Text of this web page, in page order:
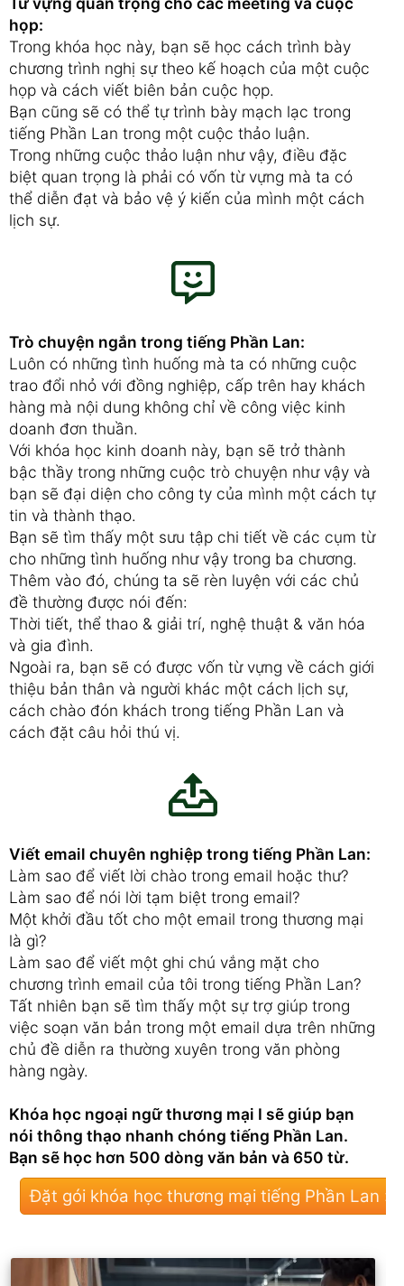
họp:
Trong khóa học này, bạn sẽ học cách trình bày
chương trình nghị sự theo kế hoạch ​​của một cuộc
họp và cách viết biên bản cuộc họp.
Bạn cũng sẽ có thể tự trình bày mạch lạc trong
tiếng Phần Lan trong một cuộc thảo luận.
Trong những cuộc thảo luận như vậy, điều đặc
biệt quan trọng là phải có vốn từ vựng mà ta có
thể diễn đạt và bảo vệ ý kiến ​​của mình một cách
lịch sự.
Trò chuyện ngắn trong tiếng Phần Lan:
Luôn có những tình huống mà ta có những cuộc
trao đổi nhỏ với đồng nghiệp, cấp trên hay khách
hàng mà nội dung không chỉ về công việc kinh
doanh đơn thuần.
Với khóa học kinh doanh này, bạn sẽ trở thành
bậc thầy trong những cuộc trò chuyện như vậy và
bạn sẽ đại diện cho công ty của mình một cách tự
tin và thành thạo.
Bạn sẽ tìm thấy một sưu tập chi tiết về các cụm từ
cho những tình huống như vậy trong ba chương.
Thêm vào đó, chúng ta sẽ rèn luyện với các chủ
đề thường được nói đến:
Thời tiết, thể thao & giải trí, nghệ thuật & văn hóa
và gia đình.
Ngoài ra, bạn sẽ có được vốn từ vựng về cách giới
thiệu bản thân và người khác một cách lịch sự,
cách chào đón khách trong tiếng Phần Lan và
cách đặt câu hỏi thú vị.
Viết email chuyên nghiệp trong tiếng Phần Lan:
Làm sao để viết lời chào trong email hoặc thư?
Làm sao để nói lời tạm biệt trong email?
Một khởi đầu tốt cho một email trong thương mại
là gì?
Làm sao để viết một ghi chú vắng mặt cho
chương trình email của tôi trong tiếng Phần Lan?
Tất nhiên bạn sẽ tìm thấy một sự trợ giúp trong
việc soạn văn bản trong một email dựa trên những
chủ đề diễn ra thường xuyên trong văn phòng
hàng ngày.
Khóa học ngoại ngữ thương mại I sẽ giúp bạn
nói thông thạo nhanh chóng tiếng Phần Lan.
Bạn sẽ học hơn 500 dòng văn bản và 650 từ.
Đặt gói khóa học thương mại tiếng Phần Lan »